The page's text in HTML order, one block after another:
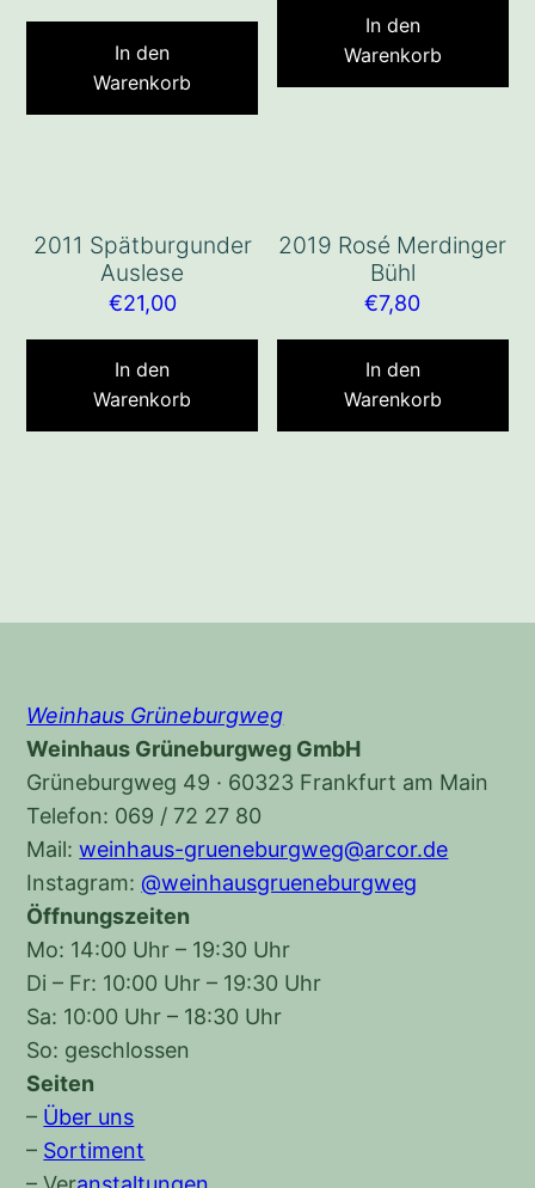
In den
Warenkorb
In den
Warenkorb
2011 Spätburgunder
Auslese
€21,00
In den
Warenkorb
2019 Rosé Merdinger
Bühl
€7,80
In den
Warenkorb
Weinhaus Grüneburgweg
Weinhaus Grüneburgweg GmbH
Grüneburgweg 49 · 60323 Frankfurt am Main
Telefon: 069 / 72 27 80
Mail:weinhaus-grueneburgweg@arcor.de
Instagram:@weinhausgrueneburgweg
Öffnungszeiten
Mo: 14:00 Uhr – 19:30 Uhr
Di – Fr: 10:00 Uhr – 19:30 Uhr
Sa: 10:00 Uhr – 18:30 Uhr
So: geschlossen
Seiten
– Über uns
– Sortiment